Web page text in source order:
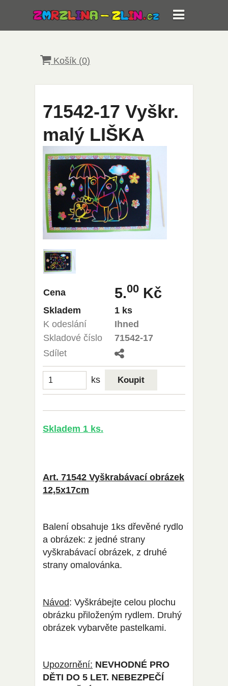
Košík (0)
71542-17 Vyškr.
malý LIŠKA
Cena 5.00 Kč
Skladem
1 ks
K odeslání
Ihned
Skladové číslo
71542-17
Sdílet
ks
Skladem 1 ks.
Art. 71542 Vyškrabávací obrázek
12,5x17cm
Balení obsahuje 1ks dřevěné rydlo
a obrázek: z jedné strany
vyškrabávací obrázek, z druhé
strany omalovánka.
Návod: Vyškrábejte celou plochu
obrázku přiloženým rydlem. Druhý
obrázek vybarvěte pastelkami.
Upozornění: NEVHODNÉ PRO
DĚTI DO 5 LET. NEBEZPEČÍ